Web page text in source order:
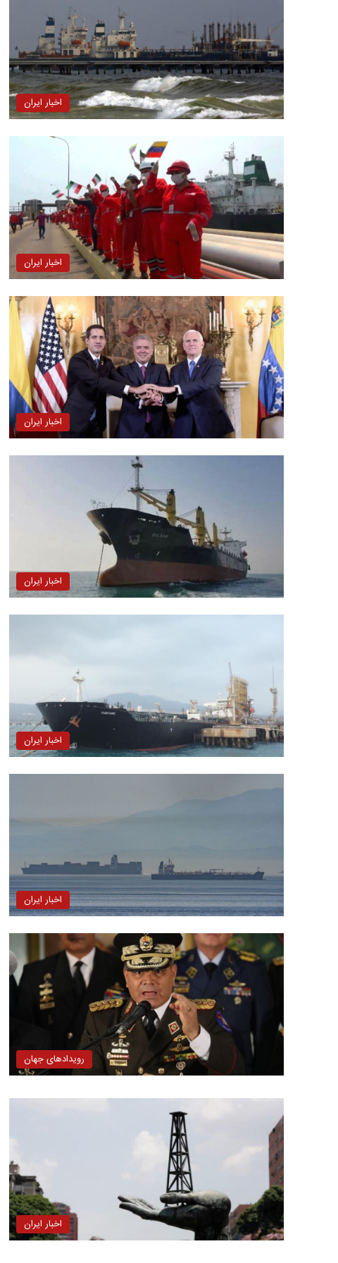
اخبار ایران
اخبار ایران
اخبار ایران
اخبار ایران
اخبار ایران
اخبار ایران
رویدادهای جهان
اخبار ایران